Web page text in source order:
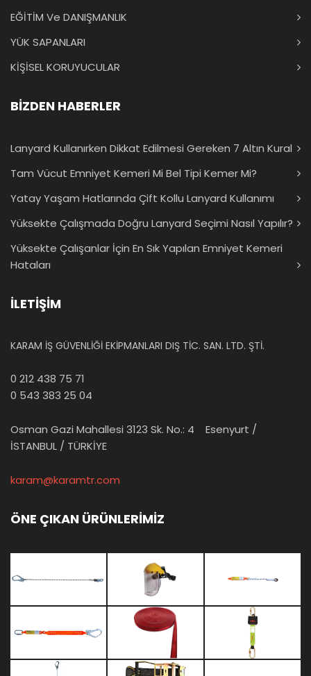
EĞİTİM Ve DANIŞMANLIK
YÜK SAPANLARI
KİŞİSEL KORUYUCULAR
BİZDEN HABERLER
Lanyard Kullanırken Dikkat Edilmesi Gereken 7 Altın Kural
Tam Vücut Emniyet Kemeri Mi Bel Tipi Kemer Mi?
Yatay Yaşam Hatlarında Çift Kollu Lanyard Kullanımı
Yüksekte Çalışmada Doğru Lanyard Seçimi Nasıl Yapılır?
Yüksekte Çalışanlar İçin En Sık Yapılan Emniyet Kemeri
Hataları
İLETİŞİM
KARAM İŞ GÜVENLİĞİ EKİPMANLARI DIŞ TİC. SAN. LTD. ŞTİ.
0 212 438 75 71
0 543 383 25 04
Osman Gazi Mahallesi 3123 Sk. No.: 4 Esenyurt /
İSTANBUL / TÜRKİYE
karam@karamtr.com
ÖNE ÇIKAN ÜRÜNLERİMİZ